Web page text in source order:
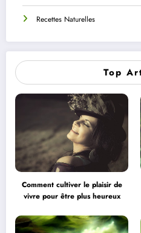
Recettes Naturelles
Top
Comment cultiver le plaisir de
vivre pour être plus heureux